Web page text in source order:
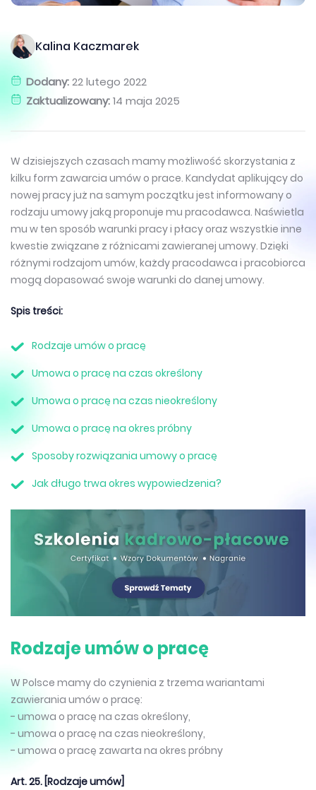
Kalina Kaczmarek
Dodany:22 lutego 2022
Zaktualizowany:14 maja 2025
W dzisiejszych czasach mamy możliwość skorzystania z
kilku form zawarcia umów o prace. Kandydat aplikujący do
nowej pracy już na samym początku jest informowany o
rodzaju umowy jaką proponuje mu pracodawca. Naświetla
mu w ten sposób warunki pracy i płacy oraz wszystkie inne
kwestie związane z różnicami zawieranej umowy. Dzięki
różnymi rodzajom umów, każdy pracodawca i pracobiorca
mogą dopasować swoje warunki do danej umowy.
Spis treści:
Rodzaje umów o pracę
Umowa o pracę na czas określony
Umowa o pracę na czas nieokreślony
Umowa o pracę na okres próbny
Sposoby rozwiązania umowy o pracę
Jak długo trwa okres wypowiedzenia?
Rodzaje umów o pracę
W Polsce mamy do czynienia z trzema wariantami
zawierania umów o pracę:
- umowa o pracę na czas określony,
- umowa o pracę na czas nieokreślony,
- umowa o pracę zawarta na okres próbny
Art. 25. [Rodzaje umów]